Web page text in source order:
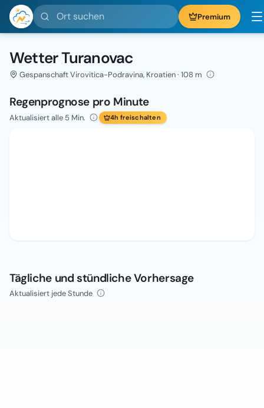
Ort suchen Premium
Wetter Turanovac
Gespanschaft Virovitica-Podravina, Kroatien · 108 m
Regenprognose pro Minute
Aktualisiert alle 5 Min. 4h freischalten
Tägliche und stündliche Vorhersage
Aktualisiert jede Stunde